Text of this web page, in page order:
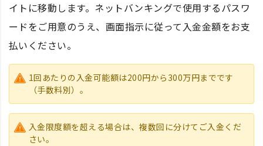
イトに移動します。ネットバンキングで使用するパスワ
ードをご用意のうえ、画面指示に従って入金金額をお支
払いください。
1回あたりの入金可能額は200円から300万円までです
（手数料別）。
入金限度額を超える場合は、複数回に分けてご入金くだ
さい。